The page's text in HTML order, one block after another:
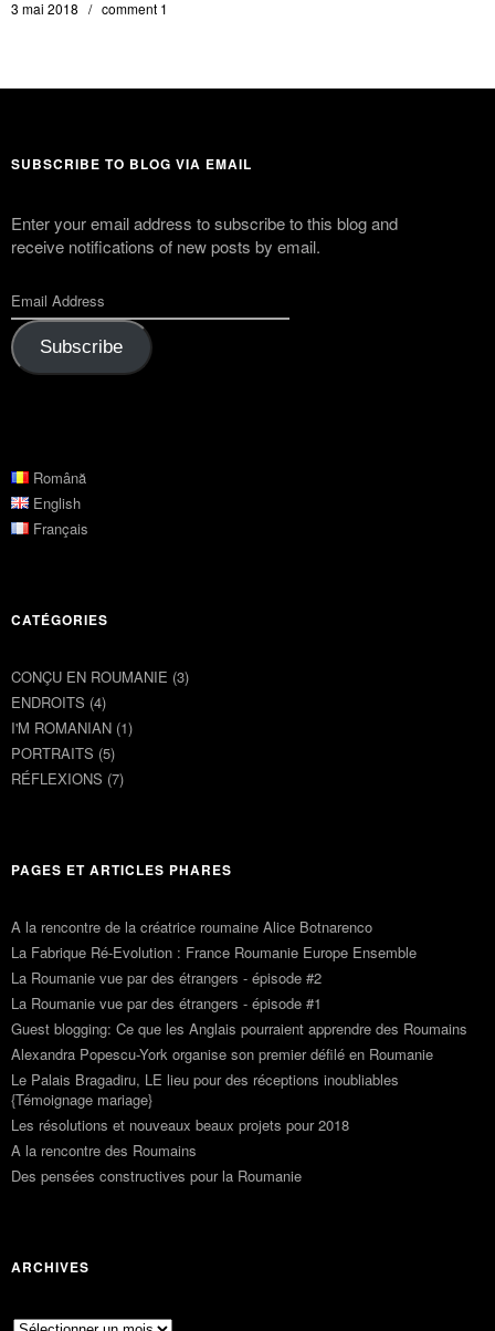
3 mai 2018 comment 1
SUBSCRIBE TO BLOG VIA EMAIL
Enter your email address to subscribe to this blog and
receive notifications of new posts by email.
Subscribe
Română
English
Français
CATÉGORIES
CONÇU EN ROUMANIE (3)
ENDROITS (4)
I'M ROMANIAN (1)
PORTRAITS (5)
RÉFLEXIONS (7)
PAGES ET ARTICLES PHARES
A la rencontre de la créatrice roumaine Alice Botnarenco
La Fabrique Ré-Evolution : France Roumanie Europe Ensemble
La Roumanie vue par des étrangers - épisode #2
La Roumanie vue par des étrangers - épisode #1
Guest blogging: Ce que les Anglais pourraient apprendre des Roumains
Alexandra Popescu-York organise son premier défilé en Roumanie
Le Palais Bragadiru, LE lieu pour des réceptions inoubliables
{Témoignage mariage}
Les résolutions et nouveaux beaux projets pour 2018
A la rencontre des Roumains
Des pensées constructives pour la Roumanie
ARCHIVES